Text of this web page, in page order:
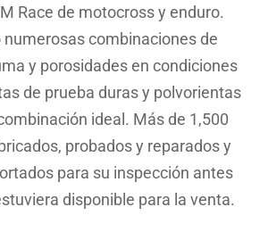
Race de motocross y enduro.
numerosas combinaciones de
y porosidades en condiciones
de prueba duras y polvorientas
ideal. Más de 1,500
probados y reparados y
para su inspección antes
disponible para la venta.